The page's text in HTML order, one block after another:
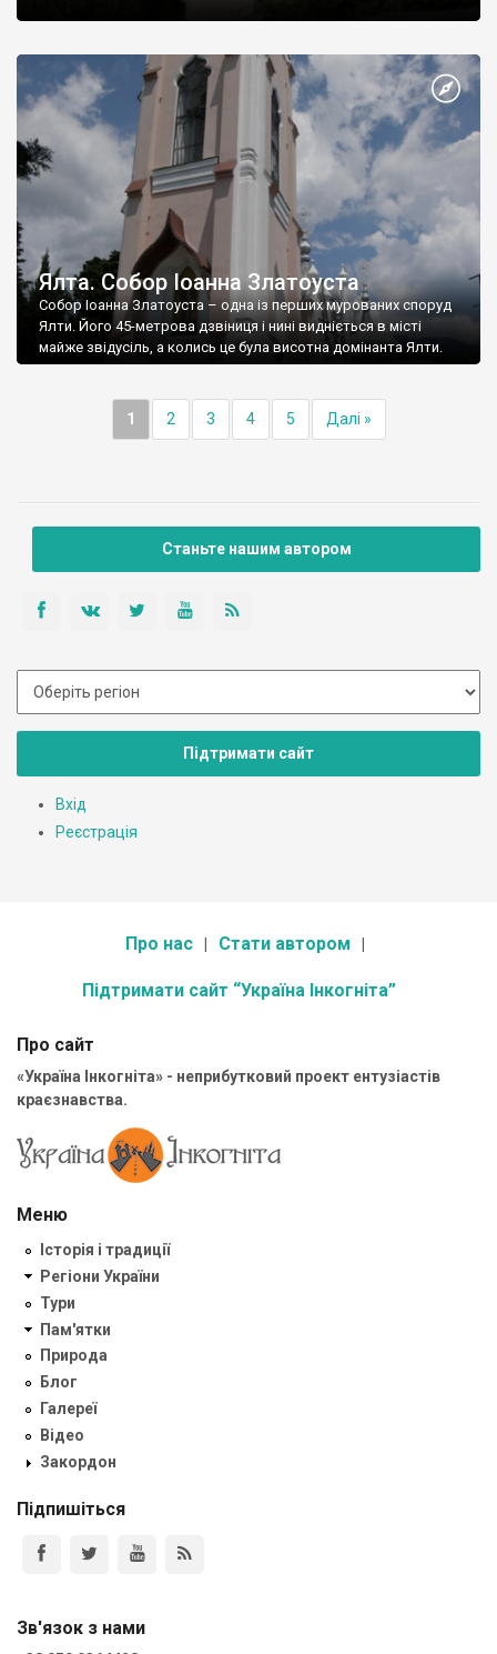
Ялта. Собор Іоанна Златоуста
Собор Іоанна Златоуста – одна із перших мурованих споруд
Ялти. Його 45-метрова дзвіниця і нині видніється в місті
майже звідусіль, а колись це була висотна домінанта Ялти.
1 2 3 4 5 Далі »
Станьте нашим автором
Підтримати сайт
Вхід
Реєстрація
Про нас Стати автором
Підтримати сайт “Україна Інкогніта”
Про сайт
«Україна Інкогніта» - неприбутковий проект ентузіастів
краєзнавства.
Меню
Історія і традиції
Регіони України
Тури
Пам'ятки
Природа
Блог
Галереї
Відео
Закордон
Підпишіться
Зв'язок з нами